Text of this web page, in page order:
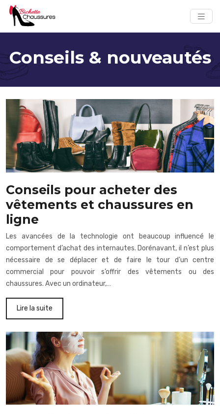
Conseils & nouveautés
Conseils pour acheter des
vêtements et chaussures en
ligne
Les avancées de la technologie ont beaucoup influencé le
comportement d’achat des internautes. Dorénavant, il n’est plus
nécessaire de se déplacer et de faire le tour d’un centre
commercial pour pouvoir s’offrir des vêtements ou des
chaussures. Avec un ordinateur,…
Lire la suite